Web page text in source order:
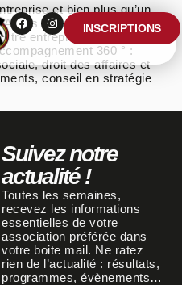
INSCRIPTIONS
et bien plus qu’un
Axylis vous accompagne à
entreprise : création,
360 ° :
droit des affaires et
conseil en stratégie
Suivez notre
actualité !
Toutes les semaines,
recevez les informations
essentielles de votre
association préférée dans
votre boite mail. Ne ratez
rien de l’actualité : résultats,
programmes, évènements…